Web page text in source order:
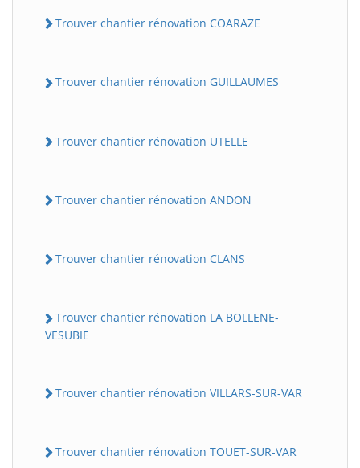
Trouver chantier rénovation COARAZE
Trouver chantier rénovation GUILLAUMES
Trouver chantier rénovation UTELLE
Trouver chantier rénovation ANDON
Trouver chantier rénovation CLANS
Trouver chantier rénovation LA BOLLENE-
VESUBIE
Trouver chantier rénovation VILLARS-SUR-VAR
Trouver chantier rénovation TOUET-SUR-VAR